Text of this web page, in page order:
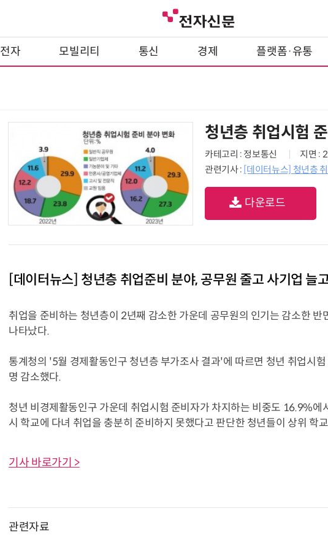
전자 모빌리티 통신 경제 플랫폼·유통
청년층 취업시험
카테고리 : 정보통신 지면 :
관련기사 : [데이터뉴스] 청년층
다운로드
[데이터뉴스] 청년층 취업준비 분야, 공무원 줄고 사기업 늘
취업을 준비하는 청년층이 2년째 감소한 가운데 공무원의 인기는 감소한
나타났다.
통계청의 '5월 경제활동인구 청년층 부가조사 결과'에 따르면 청년 취업시
명 감소했다.
청년 비경제활동인구 가운데 취업시험 준비자가 차지하는 비중도 16.9%
시 학교에 다녀 취업을 충분히 준비하지 못했다고 판단한 청년들이 상위 학
기사 바로가기 >
관련자료